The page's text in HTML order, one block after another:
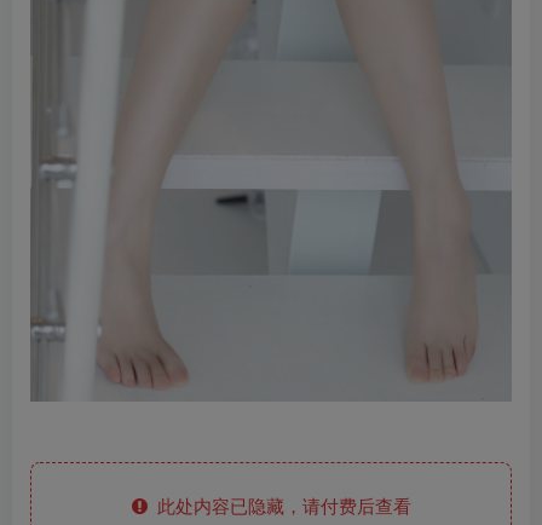
此处内容已隐藏，请付费后查看